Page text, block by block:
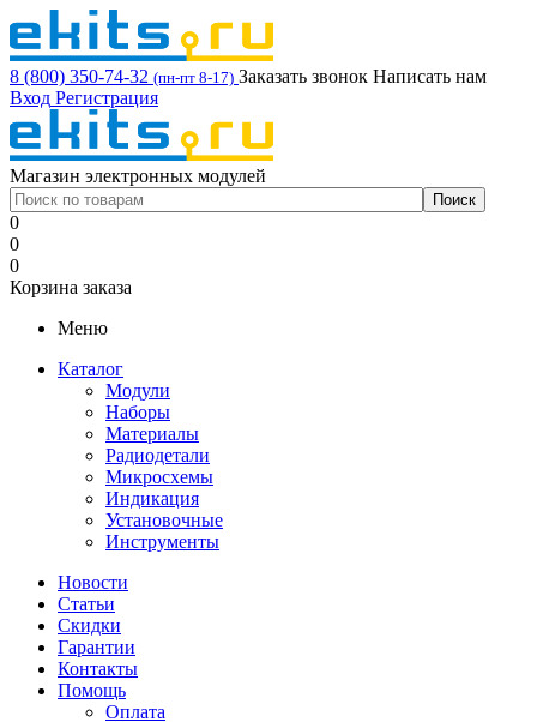
8 (800) 350-74-32 (пн-пт 8-17) Заказать звонок Написать нам
Вход Регистрация
Магазин электронных модулей
0
0
0
Корзина заказа
Меню
Каталог
Модули
Наборы
Материалы
Радиодетали
Микросхемы
Индикация
Установочные
Инструменты
Новости
Статьи
Скидки
Гарантии
Контакты
Помощь
Оплата